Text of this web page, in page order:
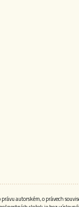
autorském, o právech